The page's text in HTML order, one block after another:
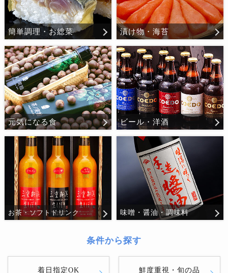
簡単調理・お総菜 漬け物・海苔
元気になる食 ビール・洋酒
お茶・ソフトドリンク 味噌・醤油・調味料
条件から探す
着日指定OK 鮮度重視・旬の品